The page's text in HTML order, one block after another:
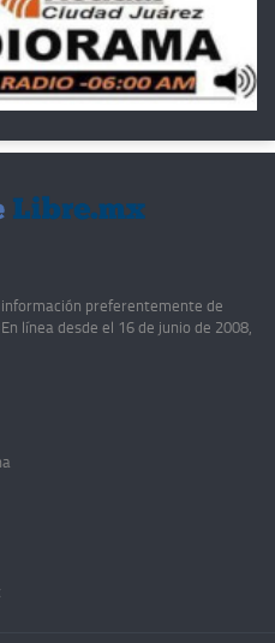
preferentemente de
línea desde el 16 de junio de 2008,